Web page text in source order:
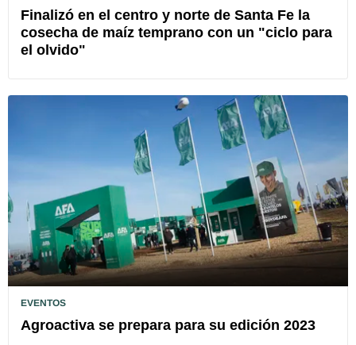
Finalizó en el centro y norte de Santa Fe la
cosecha de maíz temprano con un "ciclo para
el olvido"
EVENTOS
Agroactiva se prepara para su edición 2023